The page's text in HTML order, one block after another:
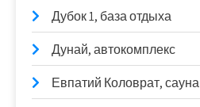
Дубок 1, база отдыха
Дунай, автокомплекс
Евпатий Коловрат, сауна